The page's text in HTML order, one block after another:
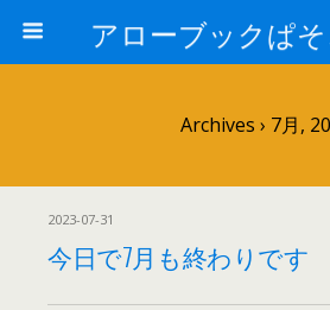
アローブックぱ
Archives › 7月,
2023-07-31
今日で7月も終わりです